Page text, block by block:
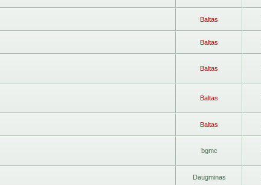
Baltas
Baltas
Baltas
Baltas
Baltas
bgmc
Daugminas